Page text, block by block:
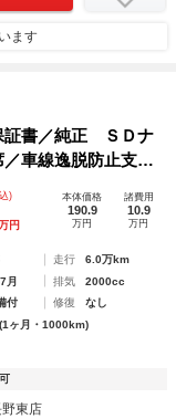
ます
書／純正 ＳＤナ
車線逸脱防止支援
ャック／Ｂｌｕｅ
横滑り防止装置
)
円
本体価格
190.9
万円
諸費用
10.9
万円
走行
6.0万km
月 排気
2000cc
付 修復
なし
ヶ月・1000km)
東店